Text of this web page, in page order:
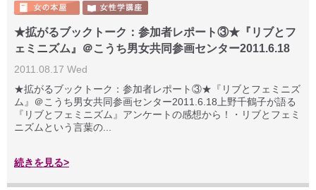
★拡がるブックトーク：参加者レポート③★『リブとフ
ェミニズム』＠こうち男女共同参画センター2011.6.18
2011.08.17 Wed
★拡がるブックトーク：参加者レポート③★『リブとフェミニズ
ム』＠こうち男女共同参画センター2011.6.18上野千鶴子が語る
『リブとフェミニズム』アンケートの感想から！・リブとフェミ
ニズムという言葉の...
続きを見る>